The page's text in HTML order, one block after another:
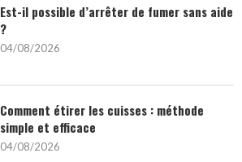
Est-il possible d’arrêter de fumer sans aide
?
04/08/2026
Comment étirer les cuisses : méthode
simple et efficace
04/08/2026